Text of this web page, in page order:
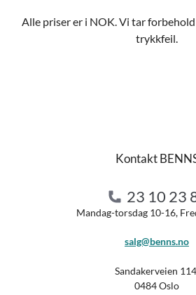
Alle priser er i NOK. Vi tar
trykkfeil.
Kontakt
23 10 23
Mandag-torsdag 10-16,
salg@benns.no
Sandakerveien 114
0484 Oslo